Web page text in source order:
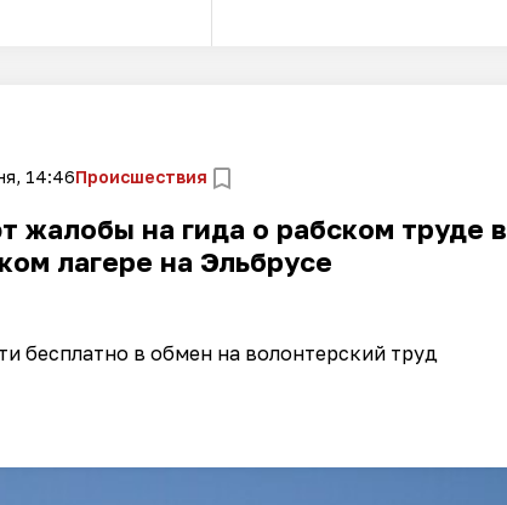
14:46Происшествия
жалобы на гида о рабском труде в
лагере на Эльбрусе
бесплатно в обмен на волонтерский труд